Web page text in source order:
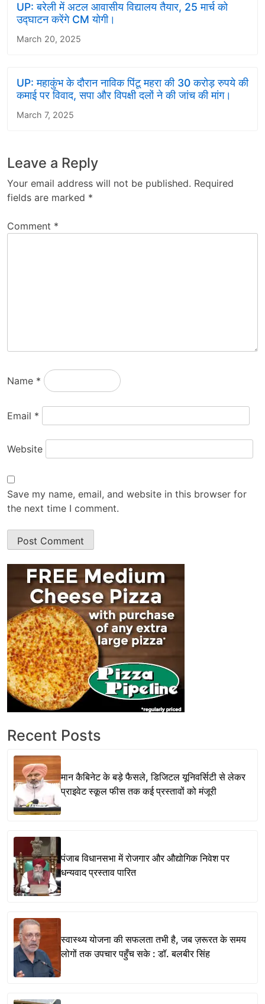
UP: बरेली में अटल आवासीय विद्यालय तैयार, 25 मार्च को
उद्घाटन करेंगे CM योगी।
March 20, 2025
UP: महाकुंभ के दौरान नाविक पिंटू महरा की 30 करोड़ रुपये की
कमाई पर विवाद, सपा और विपक्षी दलों ने की जांच की मांग।
March 7, 2025
Leave a Reply
Your email address will not be published. Required
fields are marked *
Comment *
Name *
Email *
Website
Save my name, email, and website in this browser for
the next time I comment.
Recent Posts
मान कैबिनेट के बड़े फैसले, डिजिटल यूनिवर्सिटी से लेकर
प्राइवेट स्कूल फीस तक कई प्रस्तावों को मंजूरी
पंजाब विधानसभा में रोजगार और औद्योगिक निवेश पर
धन्यवाद प्रस्ताव पारित
स्वास्थ्य योजना की सफलता तभी है, जब ज़रूरत के समय
लोगों तक उपचार पहुँच सके : डॉ. बलबीर सिंह